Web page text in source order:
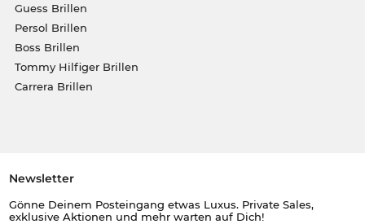
Guess Brillen
Persol Brillen
Boss Brillen
Tommy Hilfiger Brillen
Carrera Brillen
Newsletter
Gönne Deinem Posteingang etwas Luxus. Private Sales,
exklusive Aktionen und mehr warten auf Dich!